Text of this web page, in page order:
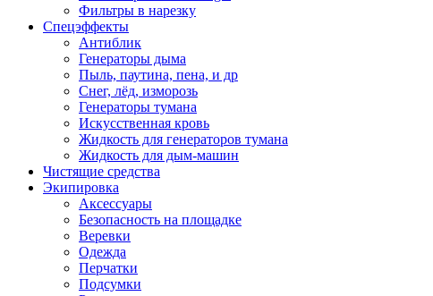
Фильтры в нарезку
Спецэффекты
Антиблик
Генераторы дыма
Пыль, паутина, пена, и др
Снег, лёд, изморозь
Генераторы тумана
Искусственная кровь
Жидкость для генераторов тумана
Жидкость для дым-машин
Чистящие средства
Экипировка
Аксессуары
Безопасность на площадке
Веревки
Одежда
Перчатки
Подсумки